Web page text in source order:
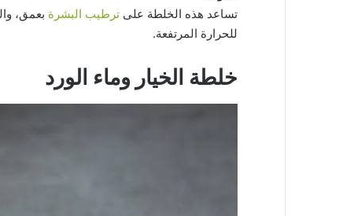
تساعد هذه الخلطة على ترطيب البشرة بعمق،
للحرارة المرتفعة.
خلطة الخيار وماء الورد